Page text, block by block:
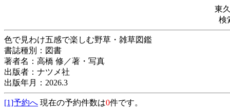
東
検
色で見わけ五感で楽しむ野草・雑草図
書誌種別：図書
著者名：高橋 修／著・写真
出版者：ナツメ社
出版年月：2026.3
[1]予約へ 現在の予約件数は0件です。